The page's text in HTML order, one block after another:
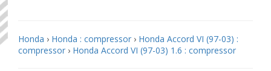
Honda › Honda : compressor › Honda Accord VI (97-03) :
compressor › Honda Accord VI (97-03) 1.6 : compressor